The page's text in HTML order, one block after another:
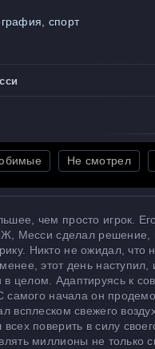
спорт
Не смотрел
чем просто игрок.
Месси сделал решение,
Никто не ожидал, что
этот день наступил,
Адаптируясь к
самого начала он
всплеском свежего
поверить в силу
миллионы не